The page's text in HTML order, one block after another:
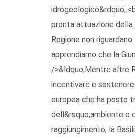
pronta attuazione della
Regione non
apprendiamo che la
/>&ldquo;Mentre altre
incentivare e
europea che ha posto
dell&rsquo;ambiente e
raggiungimento, la